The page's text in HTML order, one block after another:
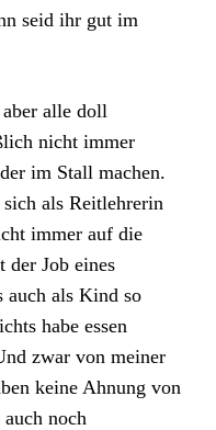
seid ihr gut im
alle doll
nicht immer
im Stall machen.
als Reitlehrerin
immer auf die
der Job eines
auch als Kind so
habe essen
zwar von meiner
keine Ahnung von
noch